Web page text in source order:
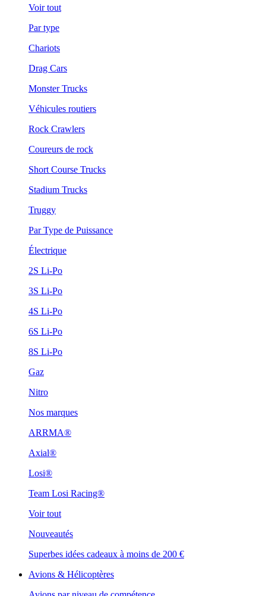
Voir tout
Par type
Chariots
Drag Cars
Monster Trucks
Véhicules routiers
Rock Crawlers
Coureurs de rock
Short Course Trucks
Stadium Trucks
Truggy
Par Type de Puissance
Électrique
2S Li-Po
3S Li-Po
4S Li-Po
6S Li-Po
8S Li-Po
Gaz
Nitro
Nos marques
ARRMA®
Axial®
Losi®
Team Losi Racing®
Voir tout
Nouveautés
Superbes idées cadeaux à moins de 200 €
Avions & Hélicoptères